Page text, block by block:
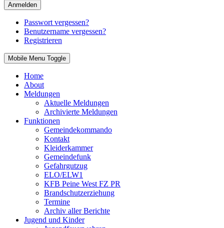
Anmelden
Passwort vergessen?
Benutzername vergessen?
Registrieren
Mobile Menu Toggle
Home
About
Meldungen
Aktuelle Meldungen
Archivierte Meldungen
Funktionen
Gemeindekommando
Kontakt
Kleiderkammer
Gemeindefunk
Gefahrgutzug
ELO/ELW1
KFB Peine West FZ PR
Brandschutzerziehung
Termine
Archiv aller Berichte
Jugend und Kinder